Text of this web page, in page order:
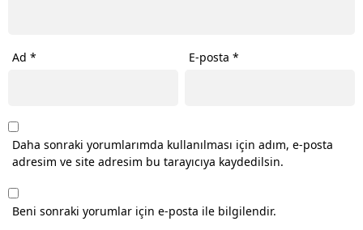
Ad * E-posta*
Daha sonraki yorumlarımda kullanılması için adım, e-posta
adresim ve site adresim bu tarayıcıya kaydedilsin.
Beni sonraki yorumlar için e-posta ile bilgilendir.